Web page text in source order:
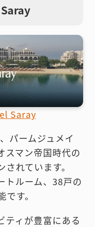
Saray
パームジュメイ
スマン帝国時代の
れています。
トルーム、38戸の
す。
ティが豊富にある